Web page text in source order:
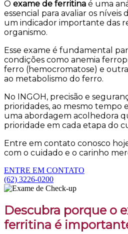
O exame de ferritina é uma
essencial para avaliar os
um indicador importante das
organismo.
Esse exame é fundamental
condições como anemia
ferro (hemocromatose) e
ao metabolismo do ferro.
No INGOH, precisão e
prioridades, ao mesmo tempo
uma abordagem acolhedora
prioridade em cada etapa do
Entre em contato conosco
com o cuidado e o carinho
ENTRE EM CONTATO
(62) 3226-0200
Descubra porque o
ferritina é